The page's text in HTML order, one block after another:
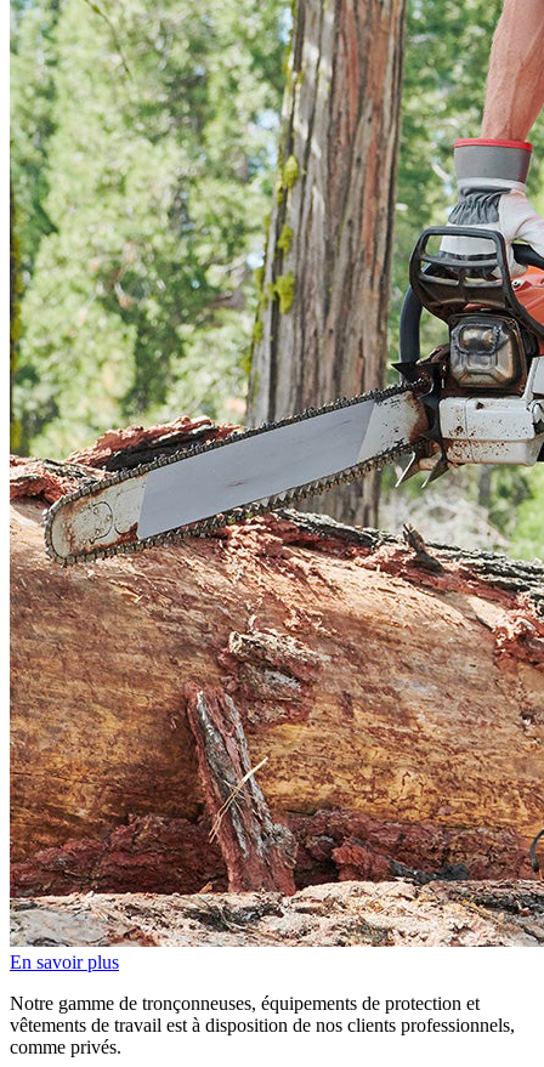
En savoir plus
Notre gamme de tronçonneuses, équipements de protection et
vêtements de travail est à disposition de nos clients professionnels,
comme privés.